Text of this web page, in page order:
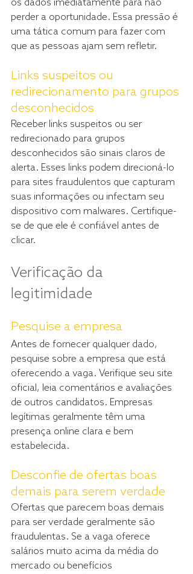
os dados imediatamente para não
perder a oportunidade. Essa pressão é
uma tática comum para fazer com
que as pessoas ajam sem refletir.
Links suspeitos ou
redirecionamento para grupos
desconhecidos
Receber links suspeitos ou ser
redirecionado para grupos
desconhecidos são sinais claros de
alerta. Esses links podem direcioná-lo
para sites fraudulentos que capturam
suas informações ou infectam seu
dispositivo com malwares. Certifique-
se de que ele é confiável antes de
clicar.
Verificação da
legitimidade
Pesquise a empresa
Antes de fornecer qualquer dado,
pesquise sobre a empresa que está
oferecendo a vaga. Verifique seu site
oficial, leia comentários e avaliações
de outros candidatos. Empresas
legítimas geralmente têm uma
presença online clara e bem
estabelecida.
Desconfie de ofertas boas
demais para serem verdade
Ofertas que parecem boas demais
para ser verdade geralmente são
fraudulentas. Se a vaga oferece
salários muito acima da média do
mercado ou benefícios